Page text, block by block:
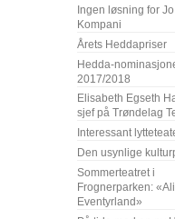
Ingen løsning for
Kompani
Årets Heddapriser
Hedda-
2017/2018
Elisabeth Egseth
sjef på Trøndelag
Interessant
Den usynlige
Sommerteatret i
Frognerparken:
Eventyrland»